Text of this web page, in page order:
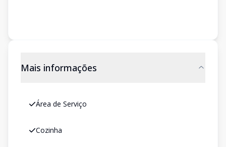
Mais informações
Área de Serviço
Cozinha